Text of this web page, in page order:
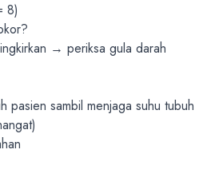
8)
→ periksa gula darah
pasien sambil menjaga suhu tubuh